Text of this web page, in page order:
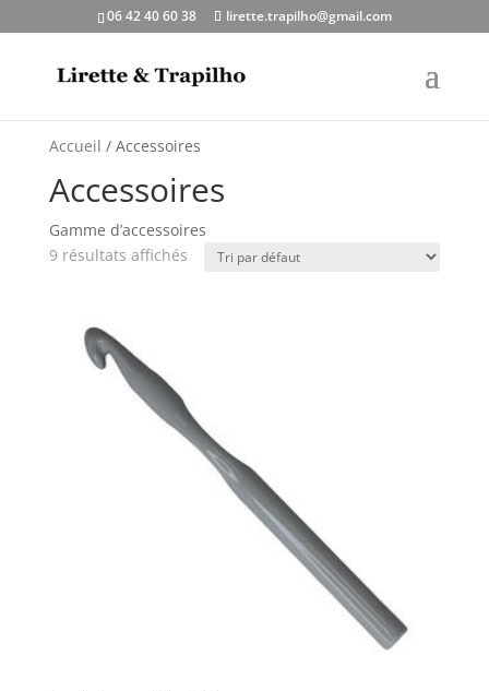
06 42 40 60 38 lirette.trapilho@gmail.com
Accueil / Accessoires
Accessoires
Gamme d’accessoires
9 résultats affichés